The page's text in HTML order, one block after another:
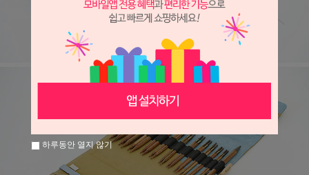
하루동안 열지 않기